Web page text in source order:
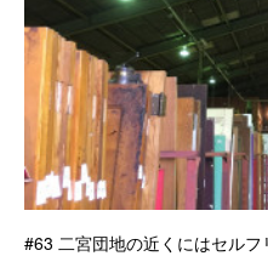
#63 二宮団地の近くにはセル